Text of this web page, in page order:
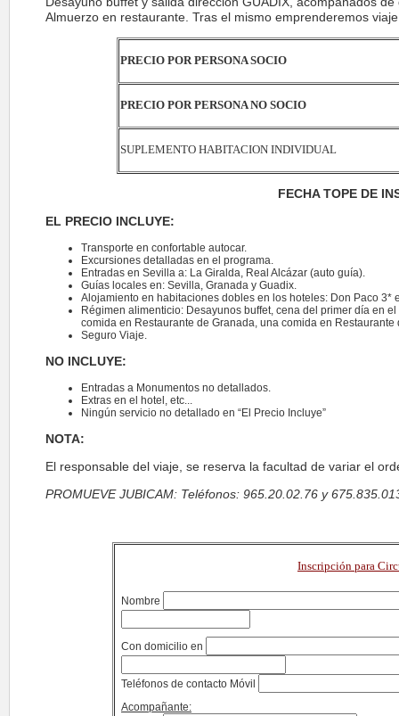
Almuerzo en restaurante. Tras el mismo emprenderemos
PRECIO POR PERSONA SOCIO
PRECIO POR PERSONA NO SOCIO
SUPLEMENTO HABITACION INDIVIDUAL
FECHA TOPE DE
EL PRECIO INCLUYE:
Transporte en confortable autocar.
Excursiones detalladas en el programa.
Entradas en Sevilla a: La Giralda, Real Alcázar (auto guía).
Guías locales en: Sevilla, Granada y Guadix.
Alojamiento en habitaciones dobles en los hoteles: Don Paco
Régimen alimenticio: Desayunos buffet, cena del primer día en
comida en Restaurante de Granada, una comida en Restaurante
Seguro Viaje.
NO INCLUYE:
Entradas a Monumentos no detallados.
Extras en el hotel, etc...
Ningún servicio no detallado en “El Precio Incluye”
NOTA:
El responsable del viaje, se reserva la facultad de variar el
PROMUEVE JUBICAM: Teléfonos: 965.20.02.76 y
Inscripción para
Nombre
Con domicilio en
Teléfonos de contacto Móvil
Acompañante: